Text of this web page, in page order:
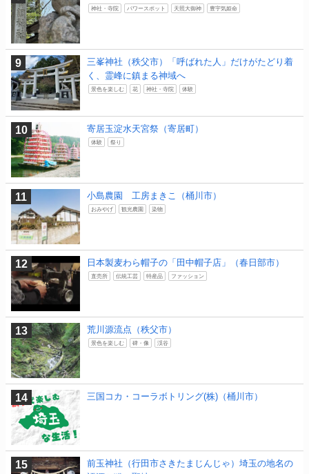
神社・寺院 パワースポット 天照大御神 豊宇気姫命
三峯神社（秩父市）「呼ばれた人」だけがたどり着
く、霊峰に鎮まる神域へ
景色を楽しむ 花 神社・寺院 体験
寄居玉淀水天宮祭（寄居町）
体験 祭り
小島農園 工房まきこ（桶川市）
おみやげ 観光農園 染物
日本製麦わら帽子の「田中帽子店」（春日部市）
直売所 伝統工芸 特産品 ファッション
荒川源流点（秩父市）
景色を楽しむ 碑・像 渓谷
三国コカ・コーラボトリング(株)（桶川市）
前玉神社（行田市さきたまじんじゃ）埼玉の地名の